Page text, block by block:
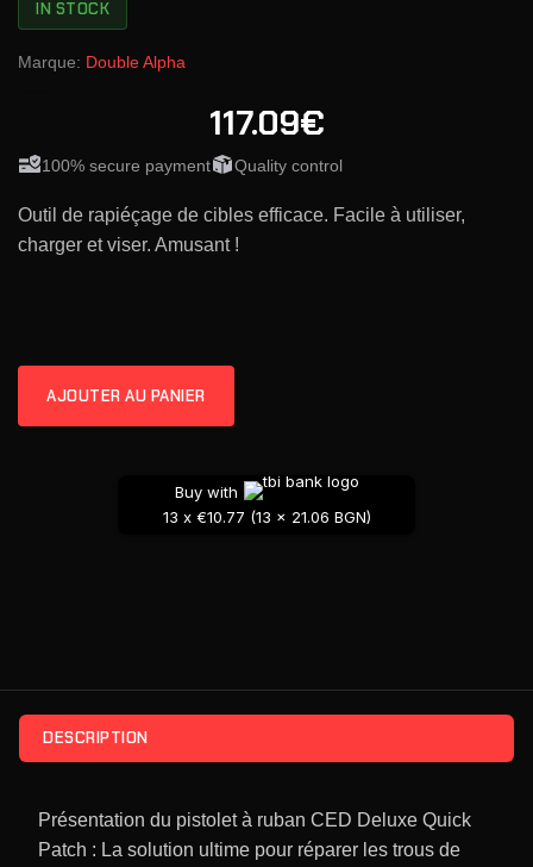
IN STOCK
Marque: Double Alpha
117.09€
100% secure payment Quality control
Outil de rapiéçage de cibles efficace. Facile à utiliser,
charger et viser. Amusant !
AJOUTER AU PANIER
Buy with
13 x €10.77 (13 x 21.06 BGN)
DESCRIPTION
Présentation du pistolet à ruban CED Deluxe Quick
Patch : La solution ultime pour réparer les trous de